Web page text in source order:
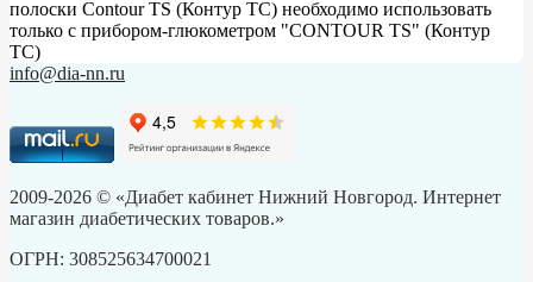
полоски Contour TS (Контур ТС) необходимо использовать
только с прибором-глюкометром "CONTOUR TS" (Контур
ТС)
info@dia-nn.ru
2009-2026 © «Диабет кабинет Нижний Новгород. Интернет
магазин диабетических товаров.»
ОГРН: 308525634700021